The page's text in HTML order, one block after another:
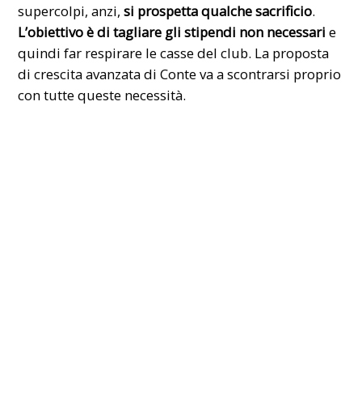
supercolpi, anzi, si prospetta qualche sacrificio.
L’obiettivo è di tagliare gli stipendi non necessari e
quindi far respirare le casse del club. La proposta
di crescita avanzata di Conte va a scontrarsi proprio
con tutte queste necessità.